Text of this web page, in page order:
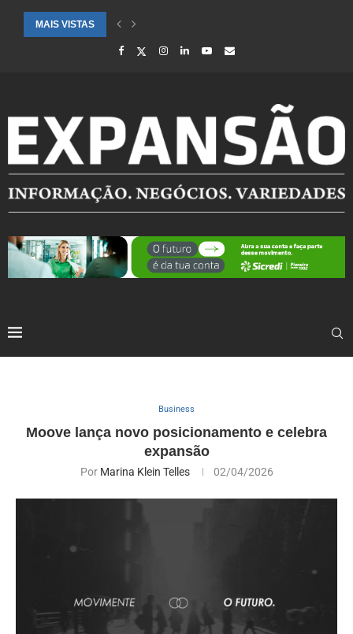
MAIS VISTAS
CIDADES ATENDIDAS PELO SEBRAE RS SÃO DESTAQUE EM
Business
Moove lança novo posicionamento e celebra
expansão
Por Marina Klein Telles 02/04/2026